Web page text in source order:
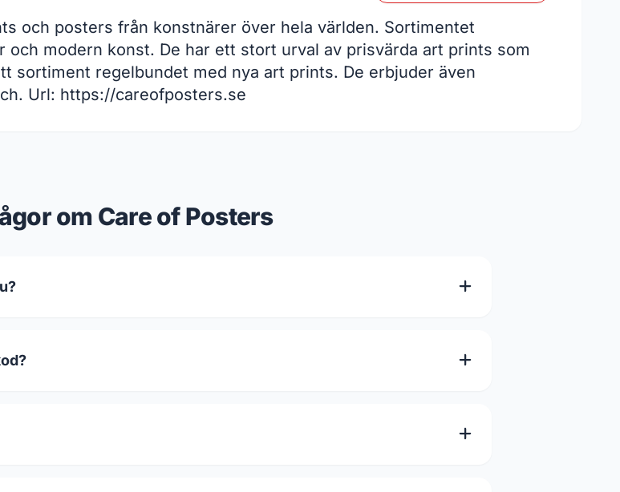
och posters från konstnärer över hela världen. Sortimentet
modern konst. De har ett stort urval av prisvärda art prints som
sortiment regelbundet med nya art prints. De erbjuder även
Url: https://careofposters.se
om Care of Posters